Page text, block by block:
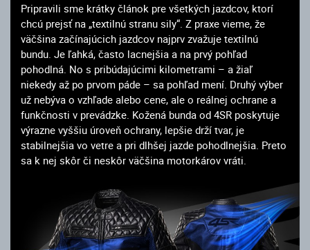
Pripravili sme krátky článok pre všetkých jazdcov, ktorí
chcú prejsť na „textilnú stranu sily“. Z praxe vieme, že
väčšina začínajúcich jazdcov najprv zvažuje textilnú
bundu. Je ľahká, často lacnejšia a na prvý pohľad
pohodlná. No s pribúdajúcimi kilometrami – a žiaľ
niekedy až po prvom páde – sa pohľad mení. Druhý výber
už nebýva o vzhľade alebo cene, ale o reálnej ochrane a
funkčnosti v prevádzke. Kožená bunda od 4SR poskytuje
výrazne vyššiu úroveň ochrany, lepšie drží tvar, je
stabilnejšia vo vetre a pri dlhšej jazde pohodlnejšia. Preto
sa k nej skôr či neskôr väčšina motorkárov vráti.